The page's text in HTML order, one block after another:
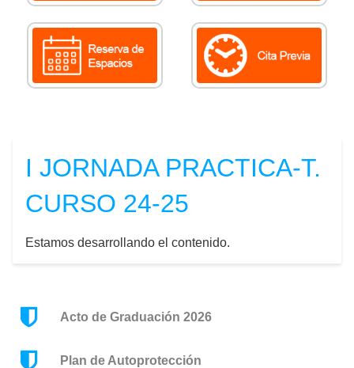
I JORNADA PRACTICA-T.
CURSO 24-25
Estamos desarrollando el contenido.
Acto de Graduación 2026
Plan de Autoprotección